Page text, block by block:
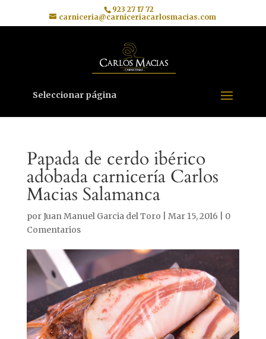
923 27 17 72
carniceria@carniceriacarlosmacias.com
Seleccionar página
Papada de cerdo ibérico
adobada carnicería Carlos
Macias Salamanca
porJuan Manuel Garcia del Toro Mar 15, 2016
0
Comentarios